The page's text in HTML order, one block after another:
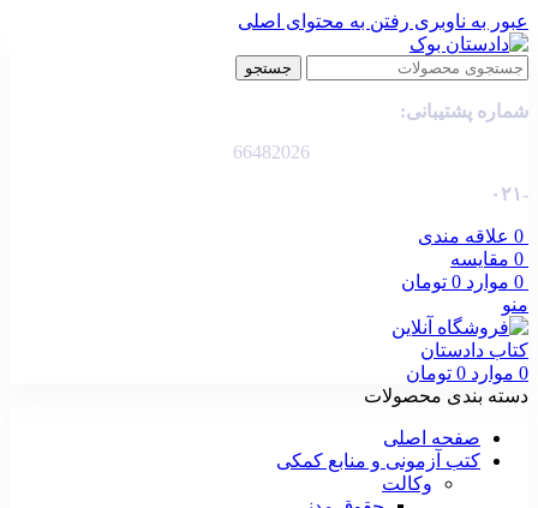
عبور به ناوبری رفتن به محتوای اصلی
جستجو
شماره پشتیبانی:
66482026
-۰۲۱
0 علاقه مندی
0 مقایسه
0 موارد 0 تومان
منو
0 موارد 0 تومان
دسته بندی محصولات
صفحه اصلی
کتب آزمونی و منابع کمکی
وکالت